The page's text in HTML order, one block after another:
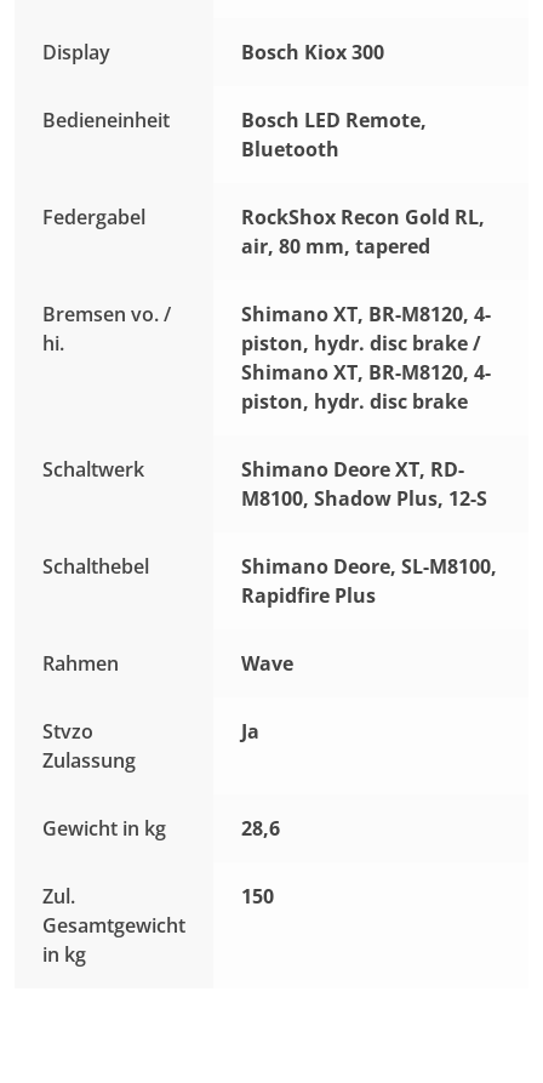
Display Bosch Kiox 300
Bedieneinheit
Bosch LED Remote,
Bluetooth
Federgabel
RockShox Recon Gold RL,
air, 80 mm, tapered
Bremsen vo. /
hi.
Shimano XT, BR-M8120, 4-
piston, hydr. disc brake /
Shimano XT, BR-M8120, 4-
piston, hydr. disc brake
Schaltwerk
Shimano Deore XT, RD-
M8100, Shadow Plus, 12-S
Schalthebel
Shimano Deore, SL-M8100,
Rapidfire Plus
Rahmen Wave
Stvzo
Zulassung
Ja
Gewicht in kg 28,6
Zul.
Gesamtgewicht
in kg
150